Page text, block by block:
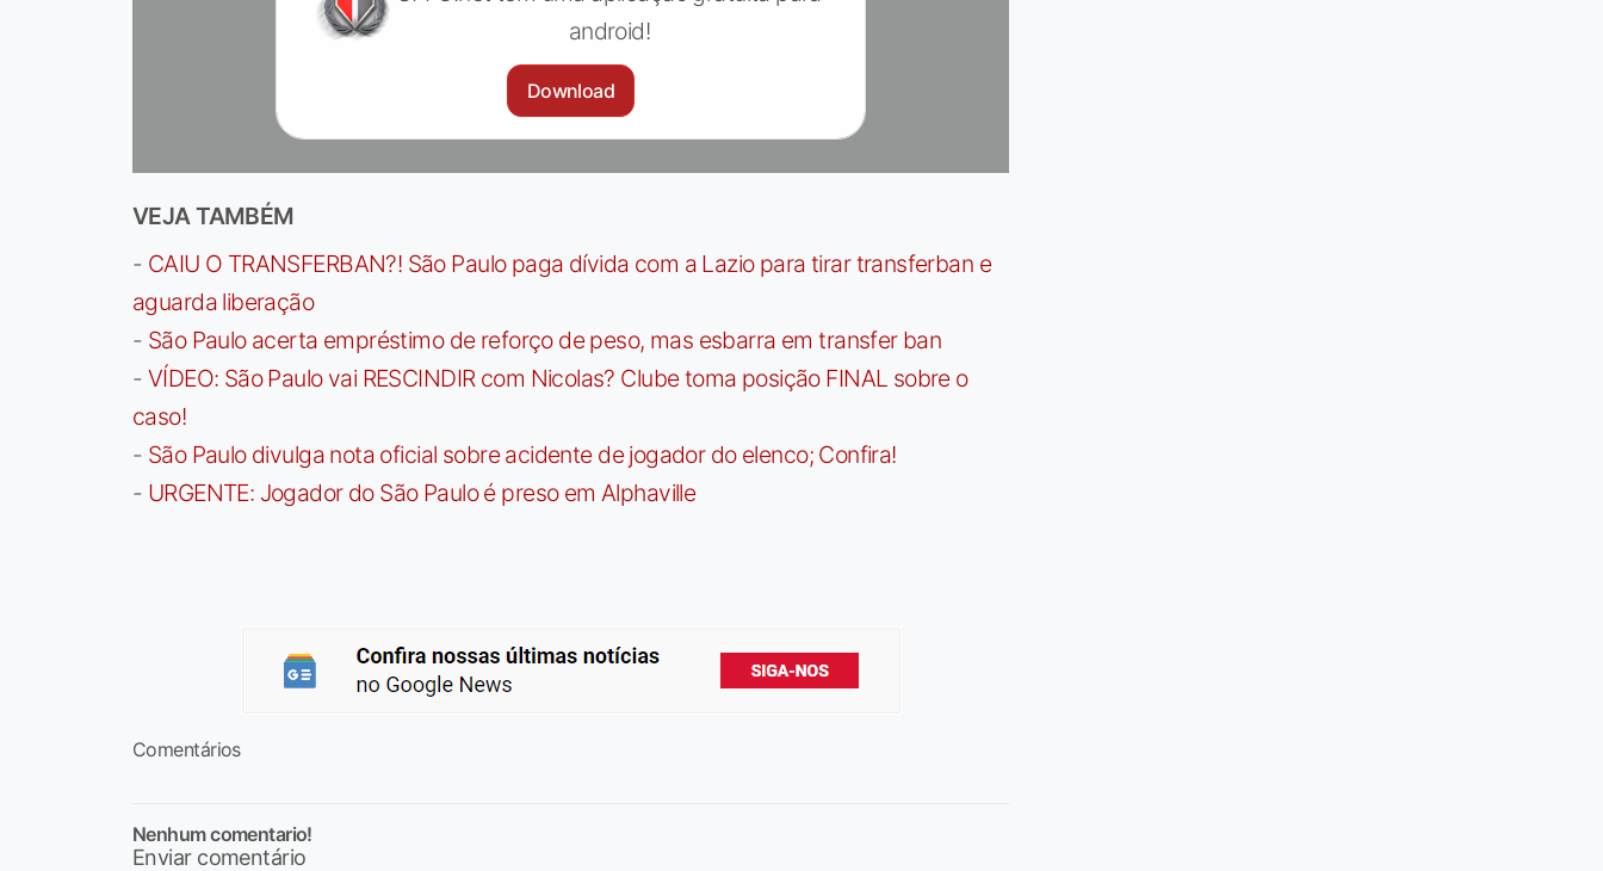
android!
Download
VEJA TAMBÉM
- CAIU O TRANSFERBAN?! São Paulo paga dívida com a Lazio para tirar transferban e
aguarda liberação
- São Paulo acerta empréstimo de reforço de peso, mas esbarra em transfer ban
- VÍDEO: São Paulo vai RESCINDIR com Nicolas? Clube toma posição FINAL sobre o
caso!
- São Paulo divulga nota oficial sobre acidente de jogador do elenco; Confira!
- URGENTE: Jogador do São Paulo é preso em Alphaville
Comentários
Nenhum comentario!
Enviar comentário